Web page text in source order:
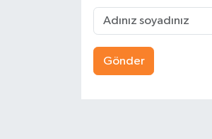
Gönder